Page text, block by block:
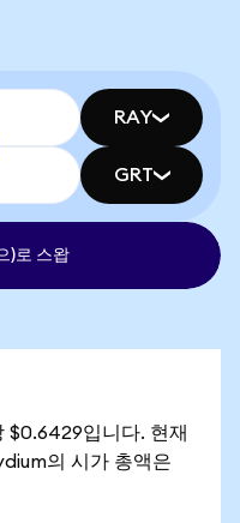
RAY
GRT
)로 스왑
$0.6429입니다. 현재
의 시가 총액은